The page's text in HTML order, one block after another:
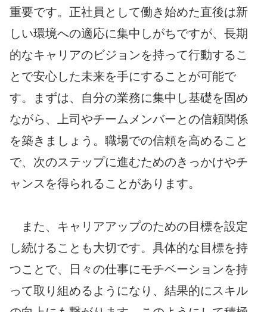
重要です。正社員として働き始めた直後は新
しい環境への適応に集中しがちですが、長期
的なキャリアのビジョンを持って行動するこ
とで安心した未来を手にすることが可能で
す。まずは、自分の業務に集中し基礎を固め
ながら、上司やチームメンバーとの信頼関係
を築きましょう。職場での信頼を高めること
で、次のステップに進むためのきっかけやチ
ャンスを得られることがあります。
また、キャリアアップのための目標を設定
し続けることも大切です。具体的な目標を持
つことで、日々の仕事にモチベーションを持
って取り組めるようになり、結果的にスキル